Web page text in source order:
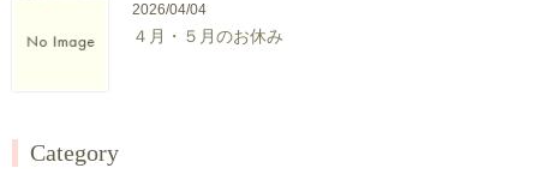
2026/04/04
４月・５月のお休み
Category